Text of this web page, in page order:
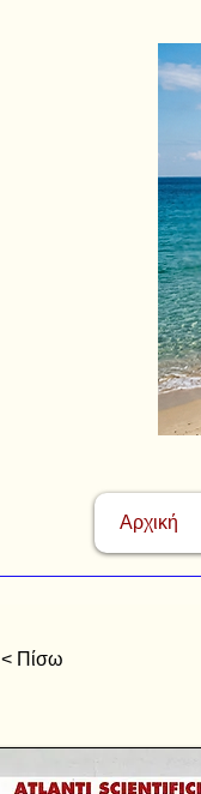
Αρχική
< Πίσω